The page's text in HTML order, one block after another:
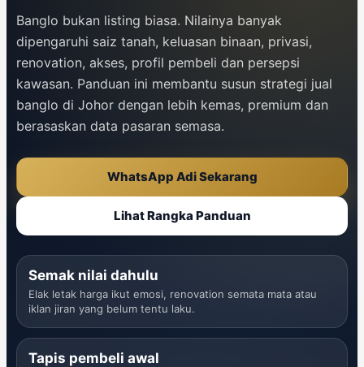
Banglo bukan listing biasa. Nilainya banyak
dipengaruhi saiz tanah, keluasan binaan, privasi,
renovation, akses, profil pembeli dan persepsi
kawasan. Panduan ini membantu susun strategi jual
banglo di Johor dengan lebih kemas, premium dan
berasaskan data pasaran semasa.
WhatsApp Adi Sekarang
Lihat Rangka Panduan
Semak nilai dahulu
Elak letak harga ikut emosi, renovation semata mata atau
iklan jiran yang belum tentu laku.
Tapis pembeli awal